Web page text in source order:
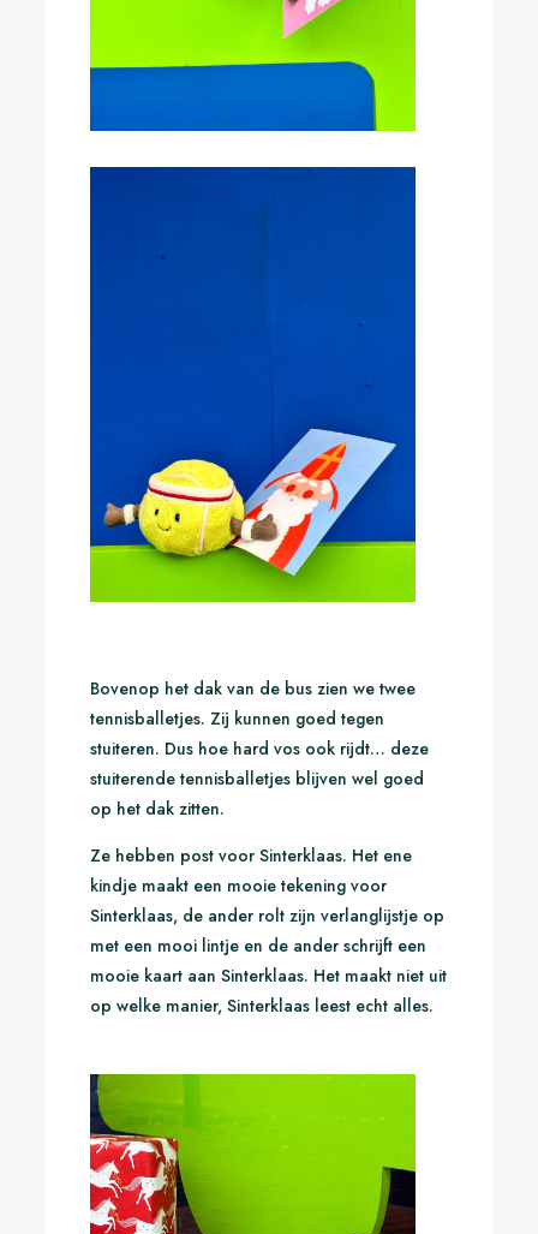
Bovenop het dak van de bus zien we twee
tennisballetjes. Zij kunnen goed tegen
stuiteren. Dus hoe hard vos ook rijdt… deze
stuiterende tennisballetjes blijven wel goed
op het dak zitten.
Ze hebben post voor Sinterklaas. Het ene
kindje maakt een mooie tekening voor
Sinterklaas, de ander rolt zijn verlanglijstje op
met een mooi lintje en de ander schrijft een
mooie kaart aan Sinterklaas. Het maakt niet uit
op welke manier, Sinterklaas leest echt alles.